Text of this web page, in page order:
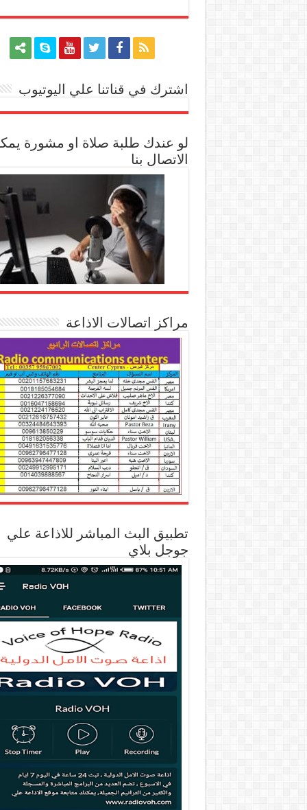
اشترك في قناتنا علي اليوتيوب
لو عندك طلبة صلاة او مشورة
الاتصال بنا
مراكز اتصالات الاذاعة
تطبيق البث المباشر للاذاعة علي
جوجل بلاي